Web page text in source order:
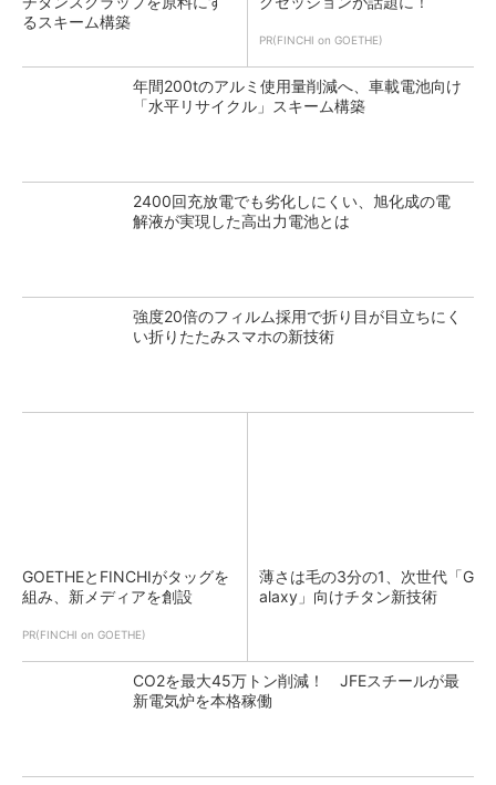
るスキーム構築
PR(FINCHI on GOETHE)
年間200tのアルミ使用量削減へ、車載電池向け
「水平リサイクル」スキーム構築
2400回充放電でも劣化しにくい、旭化成の電
解液が実現した高出力電池とは
強度20倍のフィルム採用で折り目が目立ちにく
い折りたたみスマホの新技術
GOETHEとFINCHIがタッグを
組み、新メディアを創設
PR(FINCHI on GOETHE)
薄さは毛の3分の1、次世代「G
alaxy」向けチタン新技術
CO2を最大45万トン削減！ JFEスチールが最
新電気炉を本格稼働